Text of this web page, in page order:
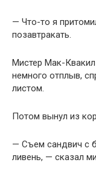
— Что-то я
позавтракать.
Мистер Мак-Квакил
немного отплыв,
листом.
Потом вынул из
— Съем сандвич с
ливень, — сказал